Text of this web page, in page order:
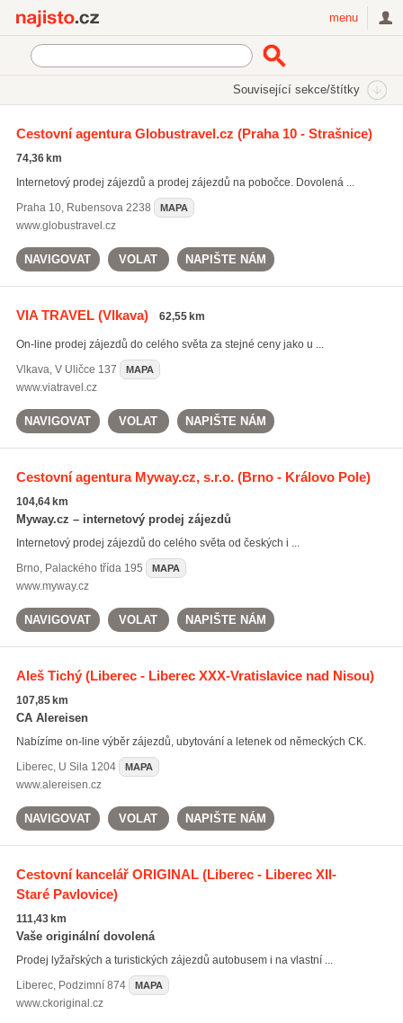
menu
Související sekce/štítky
Zájezdy on-line
Cestovní agentura Globustravel.cz (Praha 10 - Strašnice)
74,36 km
Internetový prodej zájezdů a prodej zájezdů na pobočce. Dovolená ...
Praha 10, Rubensova 2238 MAPA
www.globustravel.cz
NAVIGOVAT VOLAT NAPIŠTE NÁM
VIA TRAVEL(Vlkava) 62,55 km
On-line prodej zájezdů do celého světa za stejné ceny jako u ...
Vlkava, V Uličce 137 MAPA
www.viatravel.cz
NAVIGOVAT VOLAT NAPIŠTE NÁM
Cestovní agentura Myway.cz, s.r.o.(Brno - Královo Pole)
104,64 km
Myway.cz – internetový prodej zájezdů
Internetový prodej zájezdů do celého světa od českých i ...
Brno, Palackého třída 195 MAPA
www.myway.cz
NAVIGOVAT VOLAT NAPIŠTE NÁM
Aleš Tichý(Liberec - Liberec XXX-Vratislavice nad Nisou)
107,85 km
CA Alereisen
Nabízíme on-line výběr zájezdů, ubytování a letenek od německých CK.
Liberec, U Sila 1204 MAPA
www.alereisen.cz
NAVIGOVAT VOLAT NAPIŠTE NÁM
Cestovní kancelář ORIGINAL(Liberec - Liberec XII-
Staré Pavlovice)
111,43 km
Vaše originální dovolená
Prodej lyžařských a turistických zájezdů autobusem i na vlastní ...
Liberec, Podzimní 874 MAPA
www.ckoriginal.cz